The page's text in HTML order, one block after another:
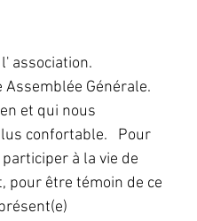
association.
Générale.
et qui nous
confortable.   Pour
à la vie de
pour être témoin de ce